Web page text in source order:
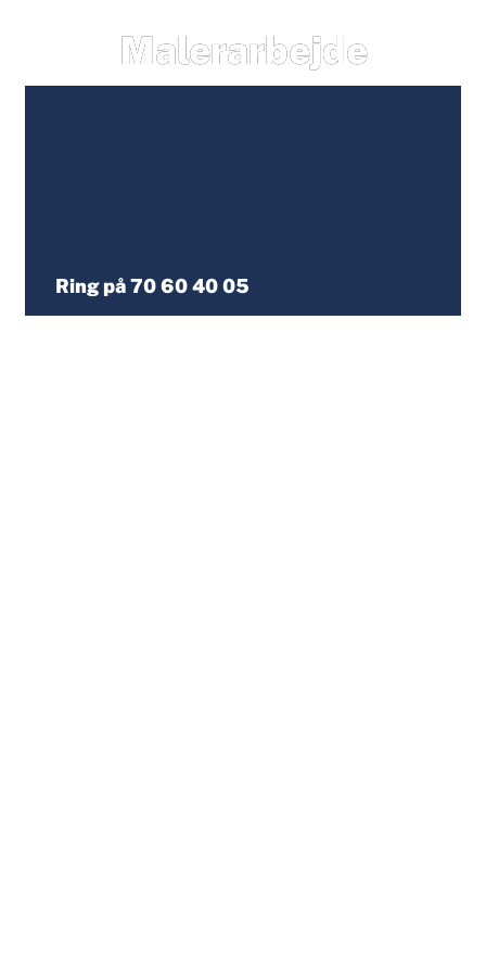
Malerarbejde
Ring på 70 60 40 05